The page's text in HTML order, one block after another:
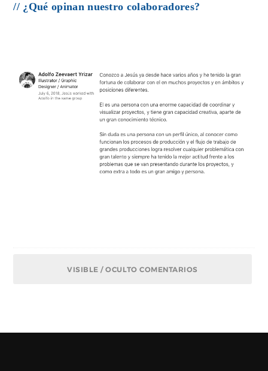
// ¿Qué opinan nuestro colaboradores?
VISIBLE / OCULTO COMENTARIOS